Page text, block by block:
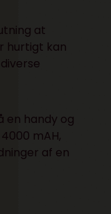
at
hurtigt kan
en handy og
mAH,
af en